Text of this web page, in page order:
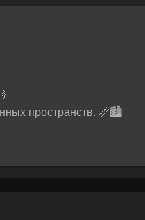
пространств. 📏🏙️